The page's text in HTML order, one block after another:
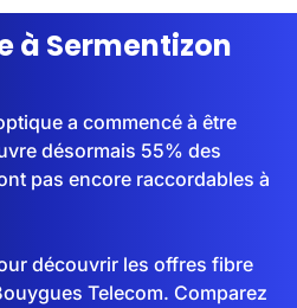
à Sermentizon
a commencé à être
désormais 55% des
pas encore raccordables à
découvrir les offres fibre
Telecom. Comparez